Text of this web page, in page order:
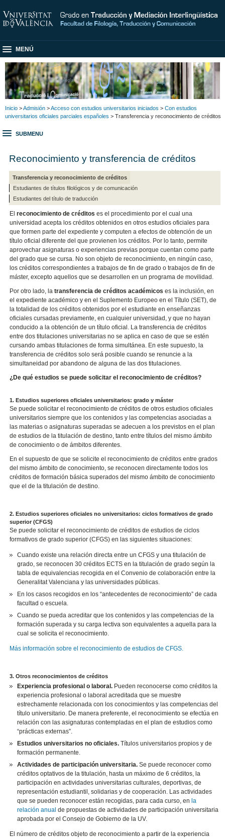
MENÚ
Inicio >Admisión >Acceso con estudios universitarios iniciados > Con estudios
universitarios oficiales parciales españoles > Transferencia y reconocimiento de créditos
SUBMENU
Reconocimiento y transferencia de créditos
Transferencia y reconocimiento de créditos
Estudiantes de títulos filológicos y de comunicación
Estudiantes del título de traducción
Elreconocimiento de créditos es el procedimiento por el cual una
universidad acepta los créditos obtenidos en otros estudios oficiales para
que formen parte del expediente y computen a efectos de obtención de un
título oficial diferente del que provienen los créditos. Por lo tanto, permite
aprovechar asignaturas o experiencias previas porque cuentan como parte
del grado que se cursa. No son objeto de reconocimiento, en ningún caso,
los créditos correspondientes a trabajos de fin de grado o trabajos de fin de
máster, excepto aquellos que se desarrollen en un programa de movilidad.
Por otro lado, la transferencia de créditos académicos es la inclusión, en
el expediente académico y en el Suplemento Europeo en el Título (SET), de
la totalidad de los créditos obtenidos por el estudiante en enseñanzas
oficiales cursadas previamente, en cualquier universidad, y que no hayan
conducido a la obtención de un título oficial. La transferencia de créditos
entre dos titulaciones universitarias no se aplica en caso de que se estén
cursando ambas titulaciones de forma simultánea. En este supuesto, la
transferencia de créditos solo será posible cuando se renuncie a la
simultaneidad por abandono de alguna de las dos titulaciones.
¿De qué estudios se puede solicitar el reconocimiento de créditos?
1. Estudios superiores oficiales universitarios: grado y máster
Se puede solicitar el reconocimiento de créditos de otros estudios oficiales
universitarios siempre que los contenidos y las competencias asociadas a
las materias o asignaturas superadas se adecuen a los previstos en el plan
de estudios de la titulación de destino, tanto entre títulos del mismo ámbito
de conocimiento o de ámbitos diferentes.
En el supuesto de que se solicite el reconocimiento de créditos entre grados
del mismo ámbito de conocimiento, se reconocen directamente todos los
créditos de formación básica superados del mismo ámbito de conocimiento
que el de la titulación de destino.
2. Estudios superiores oficiales no universitarios: ciclos formativos de grado
superior (CFGS)
Se puede solicitar el reconocimiento de créditos de estudios de ciclos
formativos de grado superior (CFGS) en las siguientes situaciones:
Cuando existe una relación directa entre un CFGS y una titulación de
grado, se reconocen 30 créditos ECTS en la titulación de grado según la
tabla de equivalencias recogida en el Convenio de colaboración entre la
Generalitat Valenciana y las universidades públicas.
En los casos recogidos en los “antecedentes de reconocimiento” de cada
facultad o escuela.
Cuando se pueda acreditar que los contenidos y las competencias de la
formación superada y su carga lectiva son equivalentes a aquella para la
cual se solicita el reconocimiento.
Más información sobre el reconocimiento de estudios de CFGS.
3. Otros reconocimientos de créditos
Experiencia profesional o laboral. Pueden reconocerse como créditos la
experiencia profesional o laboral acreditada que se muestre
estrechamente relacionada con los conocimientos y las competencias del
título universitario. De manera preferente, el reconocimiento se efectúa en
relación con las asignaturas contempladas en el plan de estudios como
“prácticas externas”.
Estudios universitarios no oficiales. Títulos universitarios propios y de
formación permanente.
Actividades de participación universitaria. Se puede reconocer como
créditos optativos de la titulación, hasta un máximo de 6 créditos, la
participación en actividades universitarias culturales, deportivas, de
representación estudiantil, solidarias y de cooperación. Las actividades
que se pueden reconocer están recogidas, para cada curso, en la
relación anual de propuestas de actividades de participación universitaria
aprobada por el Consejo de Gobierno de la UV.
El número de créditos objeto de reconocimiento a partir de la experiencia